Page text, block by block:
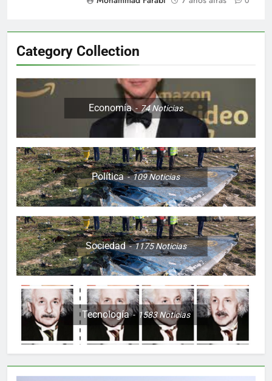
Category Collection
Economía 74Noticias
Política 109Noticias
Sociedad 1175Noticias
Tecnología 1583Noticias